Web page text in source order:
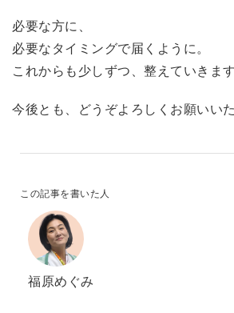
必要な方に、
必要なタイミングで届くように。
これからも少しずつ、整えていきます
今後とも、どうぞよろしくお願いいた
この記事を書いた人
福原めぐみ